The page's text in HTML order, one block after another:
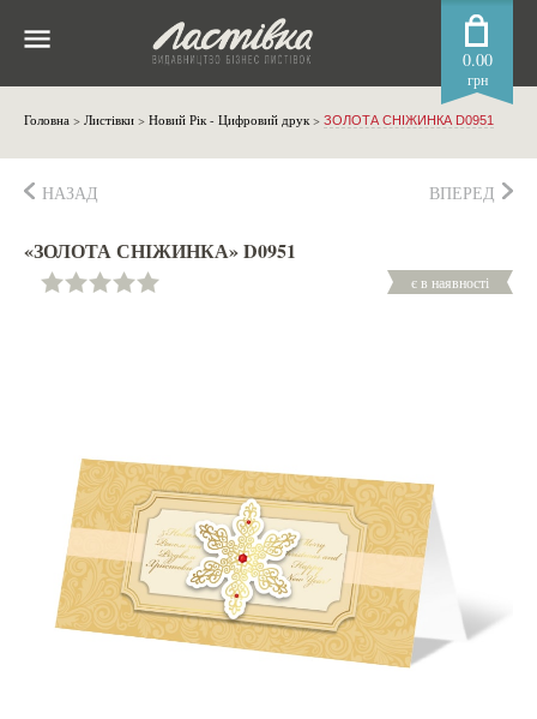
0.00
грн
Головна > Листівки > Новий Рік - Цифровий друк> ЗОЛОТА СНІЖИНКА D0951
НАЗАД ВПЕРЕД
«ЗОЛОТА СНІЖИНКА» D0951
є в наявності